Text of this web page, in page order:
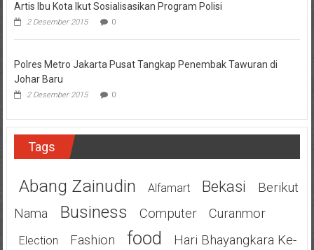
Artis Ibu Kota Ikut Sosialisasikan Program Polisi
2 Desember 2015 0
Polres Metro Jakarta Pusat Tangkap Penembak Tawuran di
Johar Baru
2 Desember 2015 0
Tags
Abang Zainudin Alfamart Bekasi
Berikut
Nama
Business Computer Curanmor
Election Fashion Food
Hari Bhayangkara Ke-